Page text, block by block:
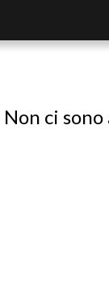
Non ci